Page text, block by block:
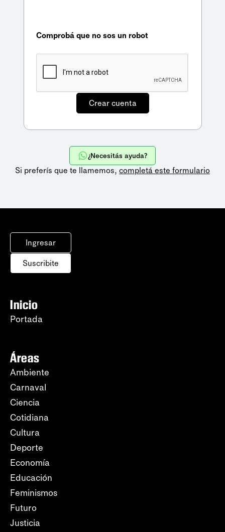
Comprobá que no sos un robot
¿Necesitás ayuda?
Si preferís que te llamemos, completá este formulario
Ingresar
Suscribite
Inicio
Portada
Áreas
Ambiente
Carnaval
Ciencia
Cotidiana
Cultura
Deporte
Economía
Educación
Feminismos
Futuro
Justicia